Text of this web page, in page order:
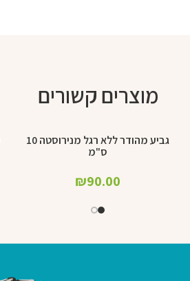
מוצרים קשורים
הוספה לסל
גביע מהודר ללא רגל מנירוסטה 10
ס"מ
₪90.00